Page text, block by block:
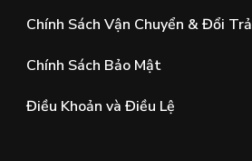
Chính Sách Vận Chuyển & Đổi Trả
Chính Sách Bảo Mật
Điều Khoản và Điều Lệ